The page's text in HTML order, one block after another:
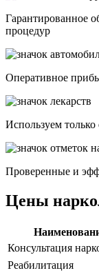
Гарантированное
процедур
Опеpативное
Используем
Проверенные и
Цены
Консультация
Реабилитация